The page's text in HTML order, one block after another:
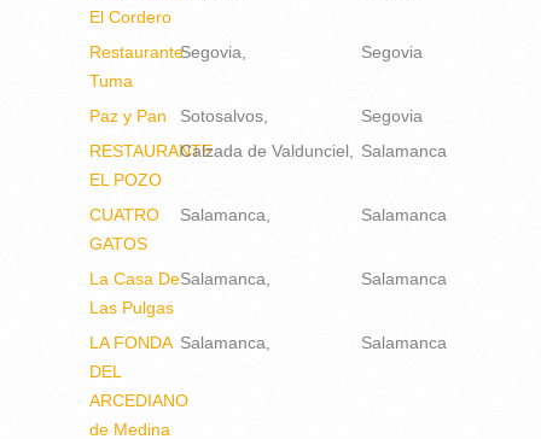
El Cordero
Restaurante
Tuma
Segovia Segovia
Paz y Pan Sotosalvos
Segovia
RESTAURANTE
EL POZO
Calzada de Valdunciel Salamanca
CUATRO
GATOS
Salamanca Salamanca
La Casa De
Las Pulgas
Salamanca Salamanca
LA FONDA
DEL
ARCEDIANO
de Medina
Salamanca Salamanca